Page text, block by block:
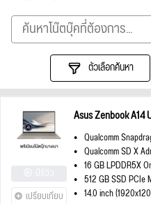
ตัวเลือกค้นหา
เปรียบเทียบ
Asus Zenbook
Qualcomm
Qualcomm SD X
16 GB LPDDR5X
512 GB SSD PCIe
14.0 inch